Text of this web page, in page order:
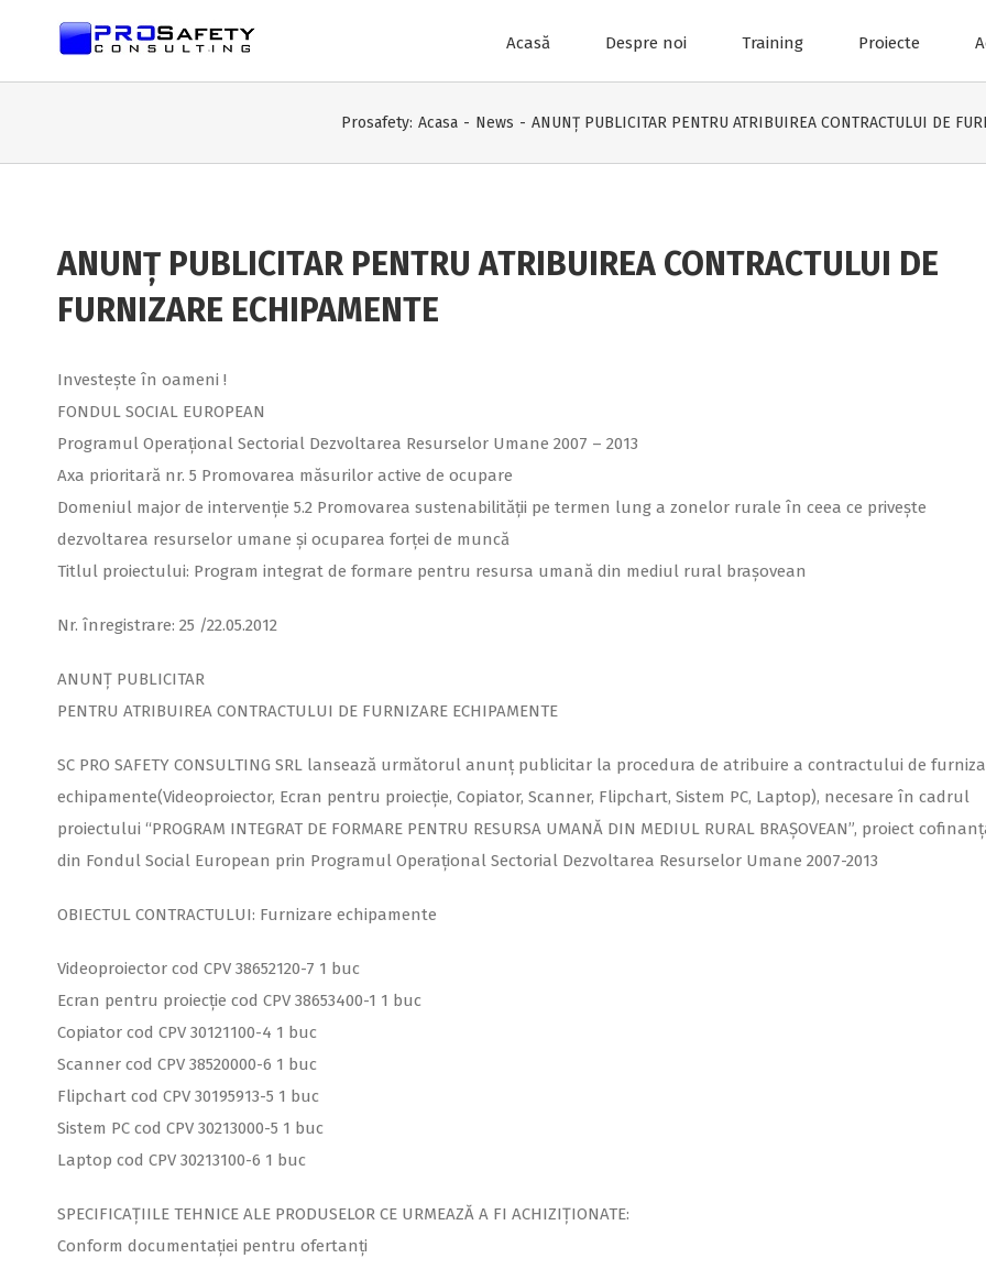
Acasă Despre noi Training Proiecte
Prosafety: Acasa - News - ANUNȚ PUBLICITAR PENTRU ATRIBUIREA CONTRACTULUI DE
ANUNȚ PUBLICITAR PENTRU ATRIBUIREA CONTRACTULUI DE
FURNIZARE ECHIPAMENTE
Investeşte în oameni !
FONDUL SOCIAL EUROPEAN
Programul Operaţional Sectorial Dezvoltarea Resurselor Umane 2007 – 2013
Axa prioritară nr. 5 Promovarea măsurilor active de ocupare
Domeniul major de intervenţie 5.2 Promovarea sustenabilităţii pe termen lung a zonelor rurale în ceea ce priveşte
dezvoltarea resurselor umane şi ocuparea forţei de muncă
Titlul proiectului: Program integrat de formare pentru resursa umană din mediul rural braşovean
Nr. înregistrare: 25 /22.05.2012
ANUNȚ PUBLICITAR
PENTRU ATRIBUIREA CONTRACTULUI DE FURNIZARE ECHIPAMENTE
SC PRO SAFETY CONSULTING SRL lansează următorul anunț publicitar la procedura de atribuire a contractului de
echipamente(Videoproiector, Ecran pentru proiecție, Copiator, Scanner, Flipchart, Sistem PC, Laptop), necesare în cadrul
proiectului “PROGRAM INTEGRAT DE FORMARE PENTRU RESURSA UMANĂ DIN MEDIUL RURAL BRAȘOVEAN”, proiect
din Fondul Social European prin Programul Operaţional Sectorial Dezvoltarea Resurselor Umane 2007-2013
OBIECTUL CONTRACTULUI: Furnizare echipamente
Videoproiector cod CPV 38652120-7 1 buc
Ecran pentru proiecție cod CPV 38653400-1 1 buc
Copiator cod CPV 30121100-4 1 buc
Scanner cod CPV 38520000-6 1 buc
Flipchart cod CPV 30195913-5 1 buc
Sistem PC cod CPV 30213000-5 1 buc
Laptop cod CPV 30213100-6 1 buc
SPECIFICAȚIILE TEHNICE ALE PRODUSELOR CE URMEAZĂ A FI ACHIZIȚIONATE:
Conform documentației pentru ofertanți